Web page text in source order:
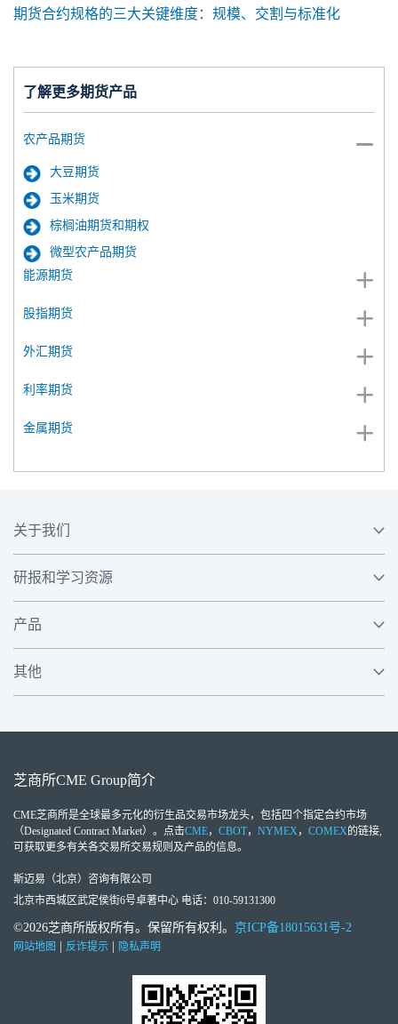
了解更多期货产品
农产品期货
大豆期货
玉米期货
棕榈油期货和期权
微型农产品期货
能源期货
股指期货
外汇期货
利率期货
金属期货
期货合约规格的三大关键维度：规模、交割与标准化
关于我们
研报和学习资源
产品
其他
芝商所CME Group简介
CME芝商所是全球最多元化的衍生品交易市场龙头，包括四个指定合约市场
（Designated Contract Market）。点击CME， CBOT， NYMEX， COMEX的链接,
可获取更多有关各交易所交易规则及产品的信息。
斯迈易（北京）咨询有限公司
北京市西城区武定侯街6号卓著中心 电话：010-59131300
©2026芝商所版权所有。保留所有权利。 京ICP备18015631号-2
网站地图 反诈提示 隐私声明